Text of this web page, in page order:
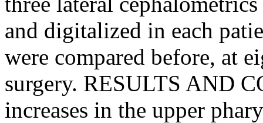
and digitalized in each
were compared before, at
surgery. RESULTS AND
increases in the upper